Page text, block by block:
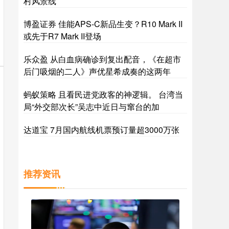
博盈证券 佳能APS-C新品生变？R10 Mark II
或先于R7 Mark II登场
乐众盈 从白血病确诊到复出配音，《在超市
后门吸烟的二人》声优星希成奏的这两年
蚂蚁策略 且看民进党政客的神逻辑。 台湾当
局“外交部次长”吴志中近日与窜台的加
达道宝 7月国内航线机票预订量超3000万张
推荐资讯